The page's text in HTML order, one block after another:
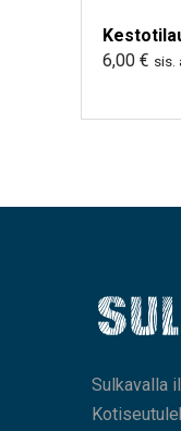
6,00 € sis.
Sulkavalla